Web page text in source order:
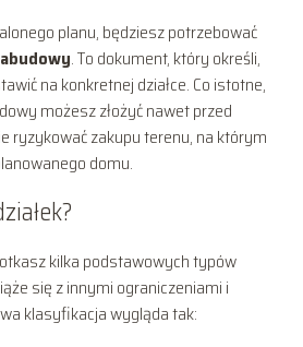
planu, będziesz potrzebować
. To dokument, który określi,
na konkretnej działce. Co istotne,
możesz złożyć nawet przed
ryzykować zakupu terenu, na którym
domu.
kilka podstawowych typów
się z innymi ograniczeniami i
klasyfikacja wygląda tak: